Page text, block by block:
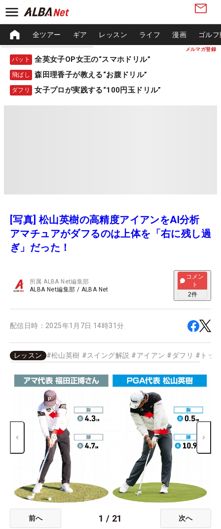
メルマガ登録
全ツアー ギア レッスン ライフ 漫画 ゴル
パット 全英女子OP女王の“スマホドリル”
飛ばし 森田理香子が教える“お腹ドリル”
ダフリ 女子プロが実践する“100円玉ドリル”
[写真] 松山英樹の高精度アイアンをAI分析
アマチュアがダフるのは上体を「右に残し過
ぎ」だった！
所属ALBA Net編集部
ALBA Net編集部 / ALBA Net
コメン
ト
2件
配信日時： 2025年1月7日 14時31分
レッスン #松山英樹 #スイング解説 #アイアン # ダフリ # トッ
前へ 1 / 21 次へ